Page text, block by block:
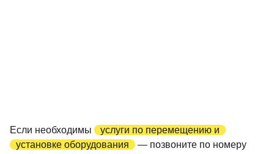
Если необходимы
услуги по перемещению и
установке оборудования
— позвоните по номеру